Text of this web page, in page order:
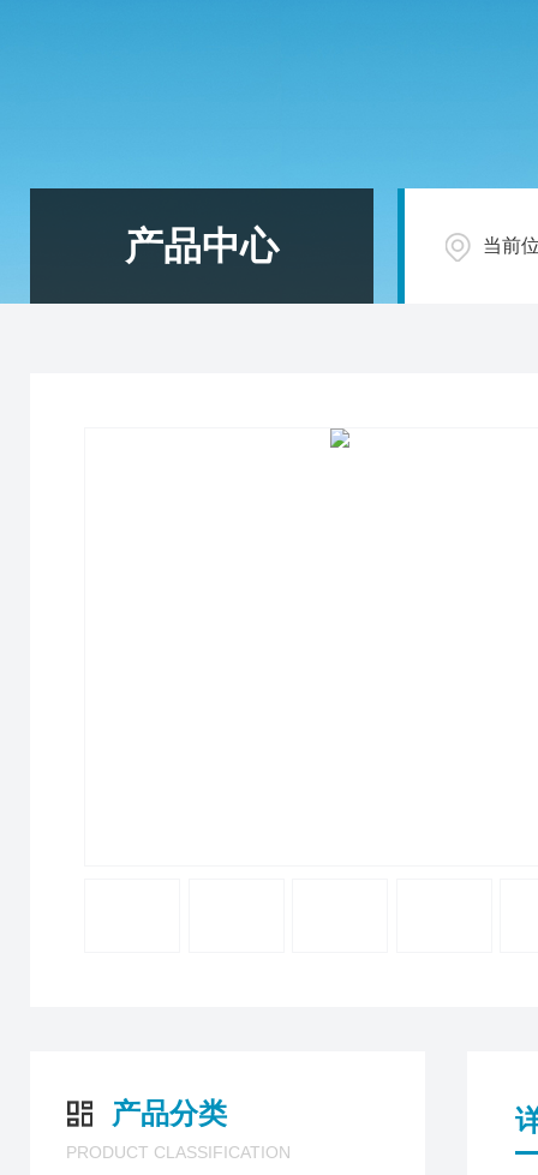
产品中心 当前
产品分类
PRODUCT CLASSIFICATION